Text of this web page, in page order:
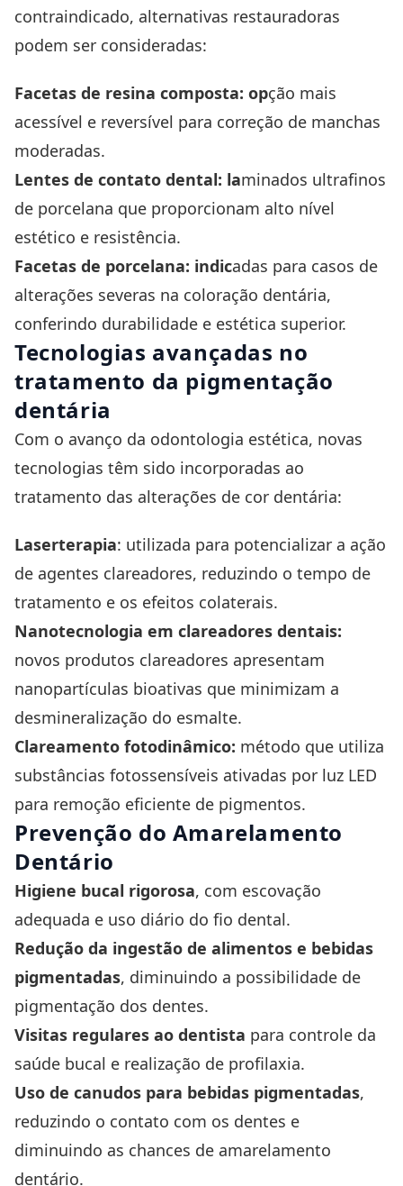
contraindicado, alternativas restauradoras
podem ser consideradas:
Facetas de resina composta: opção mais
acessível e reversível para correção de manchas
moderadas.
Lentes de contato dental: laminados ultrafinos
de porcelana que proporcionam alto nível
estético e resistência.
Facetas de porcelana: indicadas para casos de
alterações severas na coloração dentária,
conferindo durabilidade e estética superior.
Tecnologias avançadas no
tratamento da pigmentação
dentária
Com o avanço da odontologia estética, novas
tecnologias têm sido incorporadas ao
tratamento das alterações de cor dentária:
Laserterapia: utilizada para potencializar a ação
de agentes clareadores, reduzindo o tempo de
tratamento e os efeitos colaterais.
Nanotecnologia em clareadores dentais:
novos produtos clareadores apresentam
nanopartículas bioativas que minimizam a
desmineralização do esmalte.
Clareamento fotodinâmico: método que utiliza
substâncias fotossensíveis ativadas por luz LED
para remoção eficiente de pigmentos.
Prevenção do Amarelamento
Dentário
Higiene bucal rigorosa, com escovação
adequada e uso diário do fio dental.
Redução da ingestão de alimentos e bebidas
pigmentadas, diminuindo a possibilidade de
pigmentação dos dentes.
Visitas regulares ao dentista para controle da
saúde bucal e realização de profilaxia.
Uso de canudos para bebidas pigmentadas,
reduzindo o contato com os dentes e
diminuindo as chances de amarelamento
dentário.